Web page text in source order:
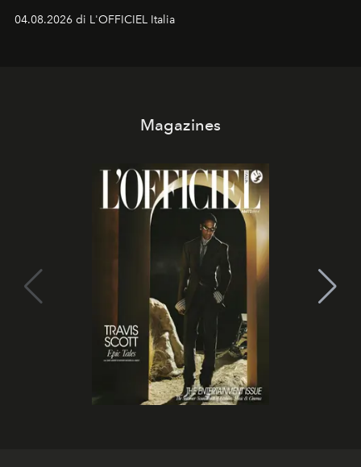
colonna sonora della stagione.
04.08.2026 di L'OFFICIEL Italia
Magazines